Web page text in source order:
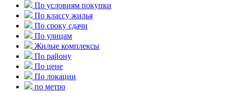
По условиям покупки
По классу жилья
По сроку сдачи
По улицам
Жилые комплексы
По району
По цене
По локации
по метро